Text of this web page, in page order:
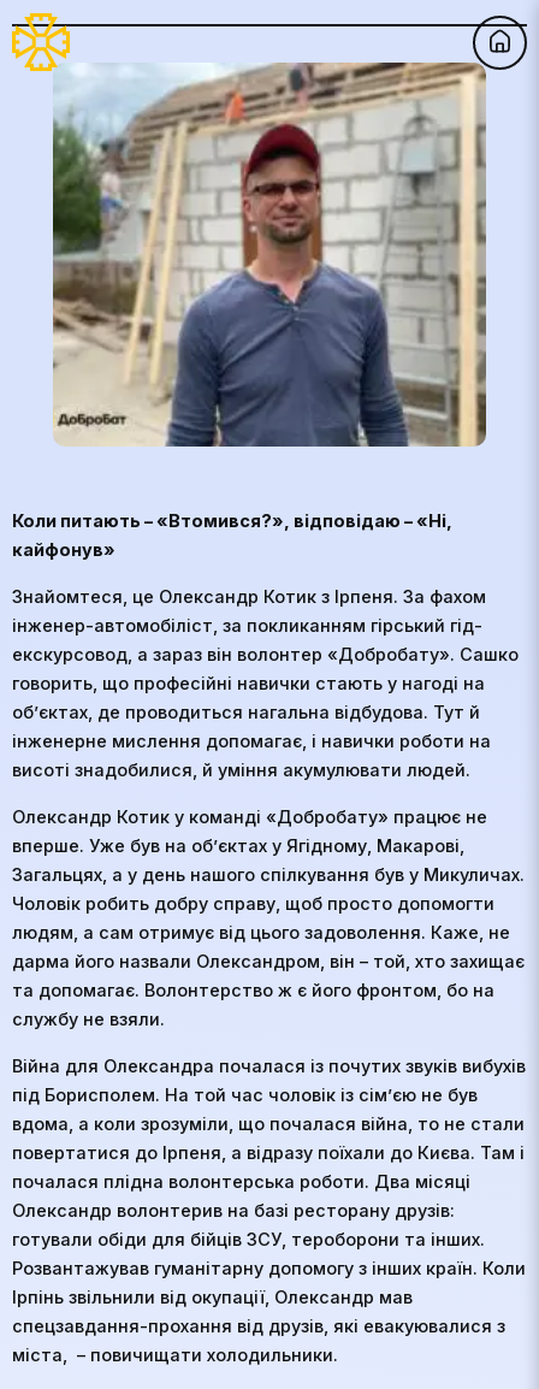
Коли питають – «Втомився?», відповідаю – «Ні,
кайфонув»
Знайомтеся, це Олександр Котик з Ірпеня. За фахом
інженер-автомобіліст, за покликанням гірський гід-
екскурсовод, а зараз він волонтер «Добробату». Сашко
говорить, що професійні навички стають у нагоді на
об’єктах, де проводиться нагальна відбудова. Тут й
інженерне мислення допомагає, і навички роботи на
висоті знадобилися, й уміння акумулювати людей.
Олександр Котик у команді «Добробату» працює не
вперше. Уже був на об’єктах у Ягідному, Макарові,
Загальцях, а у день нашого спілкування був у Микуличах.
Чоловік робить добру справу, щоб просто допомогти
людям, а сам отримує від цього задоволення. Каже, не
дарма його назвали Олександром, він – той, хто захищає
та допомагає. Волонтерство ж є його фронтом, бо на
службу не взяли.
Війна для Олександра почалася із почутих звуків вибухів
під Борисполем. На той час чоловік із сім’єю не був
вдома, а коли зрозуміли, що почалася війна, то не стали
повертатися до Ірпеня, а відразу поїхали до Києва. Там і
почалася плідна волонтерська роботи. Два місяці
Олександр волонтерив на базі ресторану друзів:
готували обіди для бійців ЗСУ, тероборони та інших.
Розвантажував гуманітарну допомогу з інших країн. Коли
Ірпінь звільнили від окупації, Олександр мав
спецзавдання-прохання від друзів, які евакуювалися з
міста, – повичищати холодильники.